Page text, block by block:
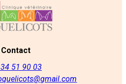
Contact
51 90 03